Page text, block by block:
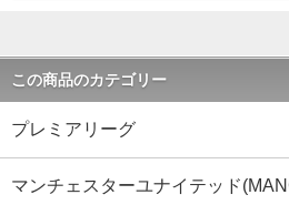
この商品のカテゴリー
プレミアリーグ
マンチェスターユナイテッド